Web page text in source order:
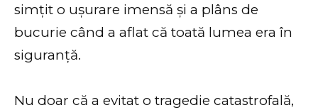
simțit o ușurare imensă și a plâns de
bucurie când a aflat că toată lumea era în
siguranță.
Nu doar că a evitat o tragedie catastrofală,